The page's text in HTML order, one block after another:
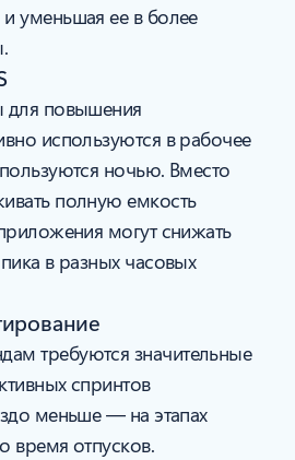
уменьшая ее в более
для повышения
используются в рабочее
ночью. Вместо
полную емкость
могут снижать
в разных часовых
требуются значительные
спринтов
меньше — на этапах
время отпусков.